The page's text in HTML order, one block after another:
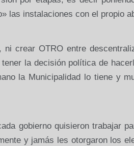
las instalaciones con el propio
ni crear OTRO entre
tener la decisión política de
la Municipalidad lo tiene y
gobierno quisieron trabajar
y jamás les otorgaron los